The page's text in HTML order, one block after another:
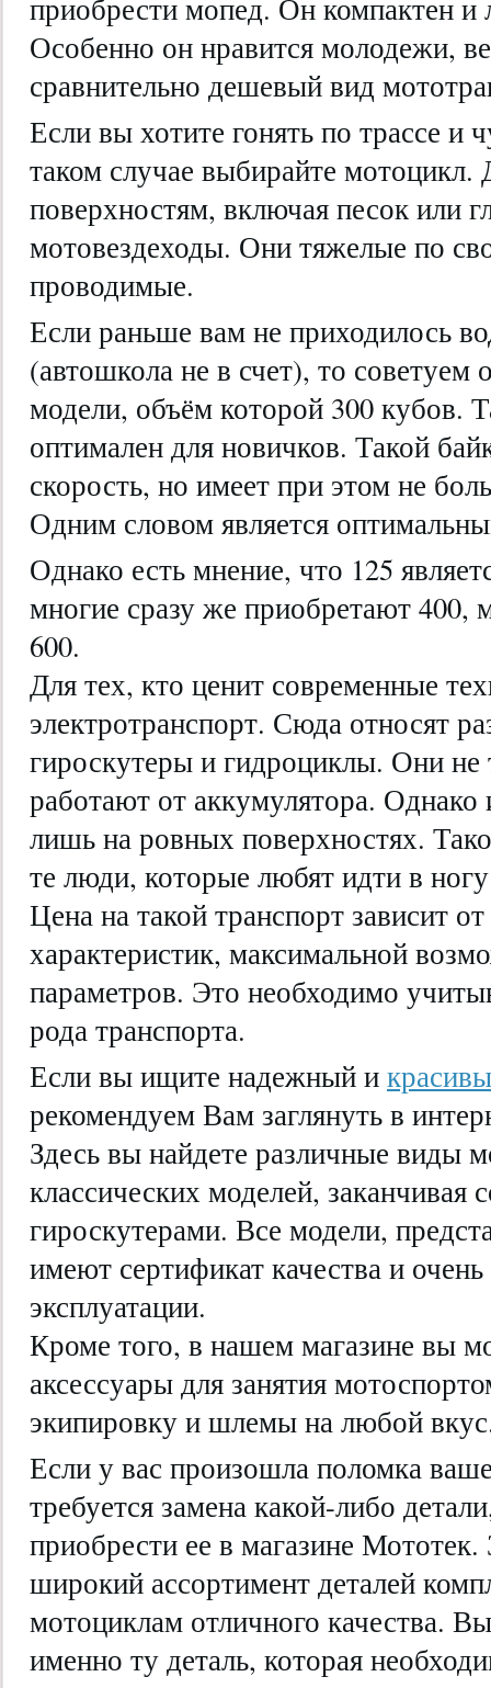
приобрести мопед. Он компактен и
Особенно он нравится молодежи,
сравнительно дешевый вид
Если вы хотите гонять по трассе и
таком случае выбирайте
поверхностям, включая песок или
мотовездеходы. Они тяжелые по
проводимые.
Если раньше вам не приходилось
(автошкола не в счет), то советуем
модели, объём которой 300 кубов.
оптимален для новичков. Такой
скорость, но имеет при этом не
Одним словом является
Однако есть мнение, что 125
многие сразу же приобретают
600.
Для тех, кто ценит современные
электротранспорт. Сюда относят
гироскутеры и гидроциклы. Они не
работают от аккумулятора. Однако
лишь на ровных поверхностях.
те люди, которые любят идти в
Цена на такой транспорт зависит
характеристик, максимальной
параметров. Это необходимо
рода транспорта.
Если вы ищите надежный и
рекомендуем Вам заглянуть в
Здесь вы найдете различные виды
классических моделей, заканчивая
гироскутерами. Все модели,
имеют сертификат качества и
эксплуатации.
Кроме того, в нашем магазине вы
аксессуары для занятия
экипировку и шлемы на любой
Если у вас произошла поломка
требуется замена какой-либо
приобрести ее в магазине Мототек.
широкий ассортимент деталей
мотоциклам отличного качества.
именно ту деталь, которая